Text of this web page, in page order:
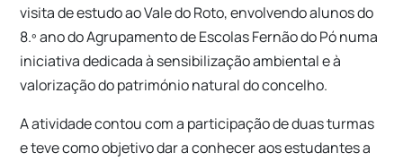
visita de estudo ao Vale do Roto, envolvendo alunos do
8.º ano do Agrupamento de Escolas Fernão do Pó numa
iniciativa dedicada à sensibilização ambiental e à
valorização do património natural do concelho.
A atividade contou com a participação de duas turmas
e teve como objetivo dar a conhecer aos estudantes a